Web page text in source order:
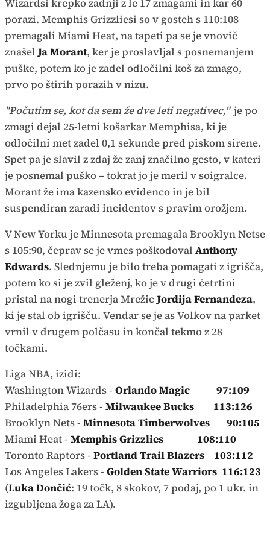
Wizardsi krepko zadnji z le 17 zmagami in kar 60
porazi. Memphis Grizzliesi so v gosteh s 110:108
premagali Miami Heat, na tapeti pa se je vnovič
znašelJa Morant, ker je proslavljal s posnemanjem
puške, potem ko je zadel odločilni koš za zmago,
prvo po štirih porazih v nizu.
"Počutim se, kot da sem že dve leti negativec," je po
zmagi dejal 25-letni košarkar Memphisa, ki je
odločilni met zadel 0,1 sekunde pred piskom sirene.
Spet pa je slavil z zdaj že zanj značilno gesto, v kateri
je posnemal puško – tokrat jo je meril v soigralce.
Morant že ima kazensko evidenco in je bil
suspendiran zaradi incidentov s pravim orožjem.
V New Yorku je Minnesota premagala Brooklyn Netse
s 105:90, čeprav se je vmes poškodoval Anthony
Edwards. Slednjemu je bilo treba pomagati z igrišča,
potem ko si je zvil gleženj, ko je v drugi četrtini
pristal na nogi trenerja MrežicJordija Fernandeza,
ki je stal ob igrišču. Vendar se je as Volkov na parket
vrnil v drugem polčasu in končal tekmo z 28
točkami.
Liga NBA, izidi:
Washington Wizards - Orlando Magic 97:109
Philadelphia 76ers - Milwaukee Bucks 113:126
Brooklyn Nets - Minnesota Timberwolves 90:105
Miami Heat - Memphis Grizzlies 108:110
Toronto Raptors - Portland Trail Blazers 103:112
Los Angeles Lakers - Golden State Warriors 116:123
(Luka Dončić: 19 točk, 8 skokov, 7 podaj, po 1 ukr. in
izgubljena žoga za LA).